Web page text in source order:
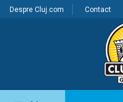
Despre Cluj.com Contact